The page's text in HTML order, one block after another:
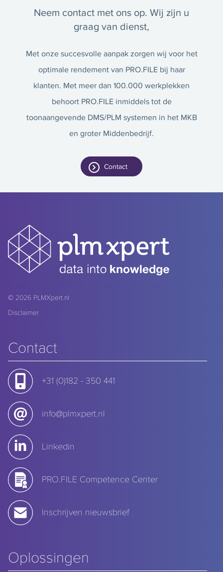
Neem contact met ons op. Wij zijn u
graag van dienst,
Met onze succesvolle aanpak zorgen wij voor het
optimale rendement van PRO.FILE bij haar
klanten. Met meer dan 100.000 werkplekken
behoort PRO.FILE inmiddels tot de
toonaangevende DMS/PLM systemen in het MKB
en groter Middenbedrijf.
Contact
© 2026 PLMXpert.nl
Disclaimer
Contact
+31 (0)182 - 350 441
info@plmxpert.nl
Linkedin
PRO.FILE Competence Center
Inschrijven nieuwsbrief
Oplossingen